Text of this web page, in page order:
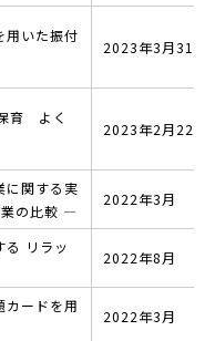
用いた振付
2023年3月31
育 よく
2023年2月22
に関する実
の比較 ―
2022年3月
る リラッ
2022年8月
カードを用
2022年3月